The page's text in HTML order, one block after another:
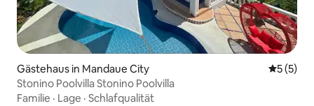
Gästehaus in Mandaue City
5 (5)
Stonino Poolvilla Stonino Poolvilla
Familie · Lage · Schlafqualität